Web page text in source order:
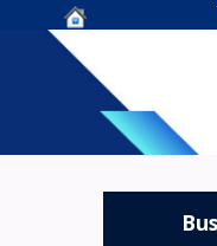
Centro de
OLADE -